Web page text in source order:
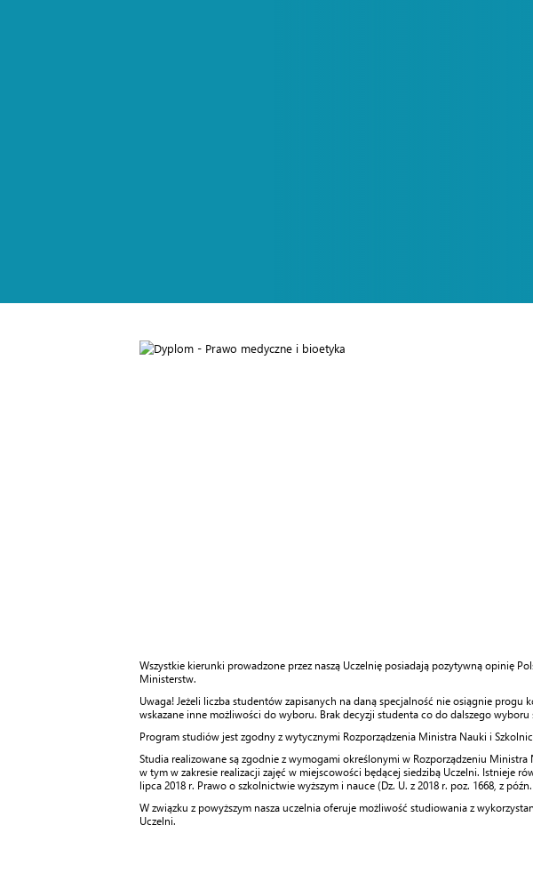
Wszystkie kierunki prowadzone przez naszą Uczelnię posiadają pozytywną opinię
Ministerstw.
Uwaga! Jeżeli liczba studentów zapisanych na daną specjalność nie osiągnie
wskazane inne możliwości do wyboru. Brak decyzji studenta co do dalszego
Program studiów jest zgodny z wytycznymi Rozporządzenia Ministra Nauki i
Studia realizowane są zgodnie z wymogami określonymi w Rozporządzeniu Ministra
w tym w zakresie realizacji zajęć w miejscowości będącej siedzibą Uczelni. Istnieje
lipca 2018 r. Prawo o szkolnictwie wyższym i nauce (Dz. U. z 2018 r. poz. 1668, z
W związku z powyższym nasza uczelnia oferuje możliwość studiowania z
Uczelni.